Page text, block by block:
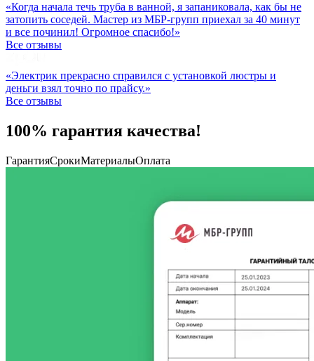
«Когда начала течь труба в ванной, я запаниковала, как бы не
затопить соседей. Мастер из МБР-групп приехал за 40 минут
и все починил! Огромное спасибо!»
Все отзывы
«Электрик прекрасно справился с установкой люстры и
деньги взял точно по прайсу.»
Все отзывы
100% гарантия качества!
ГарантияСрокиМатериалыОплата